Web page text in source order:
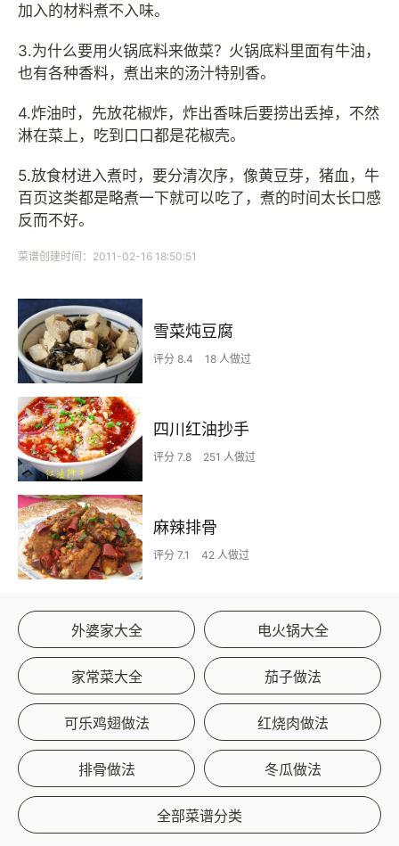
加入的材料煮不入味。
3.为什么要用火锅底料来做菜？火锅底料里面有牛油，
也有各种香料，煮出来的汤汁特别香。
4.炸油时，先放花椒炸，炸出香味后要捞出丢掉，不然
淋在菜上，吃到口口都是花椒壳。
5.放食材进入煮时，要分清次序，像黄豆芽，猪血，牛
百页这类都是略煮一下就可以吃了，煮的时间太长口感
反而不好。
菜谱创建时间：2011-02-16 18:50:51
雪菜炖豆腐
评分 8.4 18 人做过
四川红油抄手
评分 7.8 251 人做过
麻辣排骨
评分 7.1 42 人做过
外婆家大全 电火锅大全
家常菜大全 茄子做法
可乐鸡翅做法 红烧肉做法
排骨做法 冬瓜做法
全部菜谱分类